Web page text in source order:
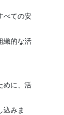
べての安
織的な活
めに、活
込みま